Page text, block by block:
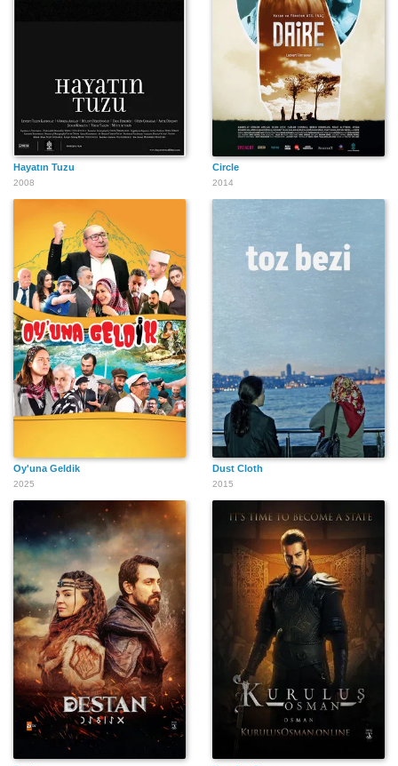
Hayatın Tuzu
2008
Circle
2014
Oy'una Geldik
2025
Dust Cloth
2015